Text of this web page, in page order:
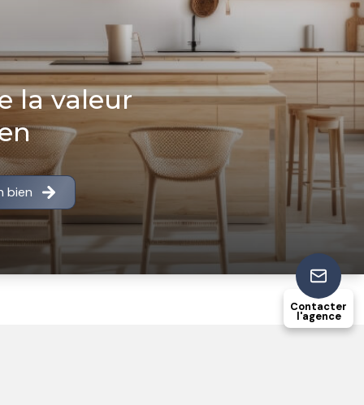
la valeur
bien
Contacter
l'agence